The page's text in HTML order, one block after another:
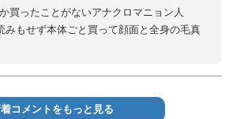
買ったことがないアナクロマニョン人
もせず本体ごと買って顔面と全身の毛真
コメントをもっと見る